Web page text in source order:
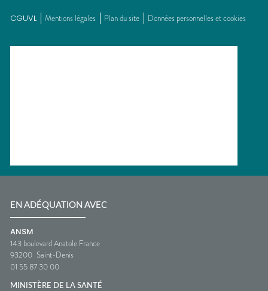
CGUVL Mentions légales Plan du site Données personnelles et cookies
EN ADÉQUATION AVEC
ANSM
143 boulevard Anatole France
93200 Saint-Denis
01 55 87 30 00
MINISTÈRE DE LA SANTÉ